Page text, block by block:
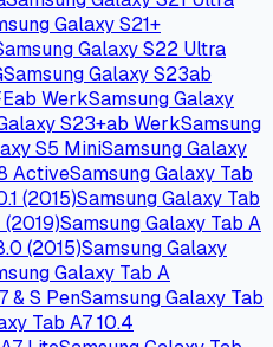
Galaxy S21+
Galaxy S22 Ultra
Samsung Galaxy S23ab
ab WerkSamsung Galaxy
S23+ab WerkSamsung
S5 MiniSamsung Galaxy
ActiveSamsung Galaxy Tab
(2015)Samsung Galaxy Tab
(2019)Samsung Galaxy Tab A
(2015)Samsung Galaxy
Galaxy Tab A
& S PenSamsung Galaxy Tab
Tab A7 10.4